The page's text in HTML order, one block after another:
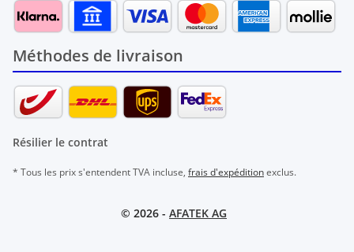
Méthodes de livraison
Résilier le contrat
* Tous les prix s'entendent TVA incluse, frais d'expéditionexclus.
© 2026 - AFATEK AG